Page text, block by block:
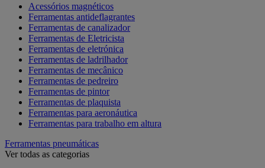
Acessórios magnéticos
Ferramentas antideflagrantes
Ferramentas de canalizador
Ferramentas de Eletricista
Ferramentas de eletrónica
Ferramentas de ladrilhador
Ferramentas de mecânico
Ferramentas de pedreiro
Ferramentas de pintor
Ferramentas de plaquista
Ferramentas para aeronáutica
Ferramentas para trabalho em altura
Ferramentas pneumáticas
Ver todas as categorias